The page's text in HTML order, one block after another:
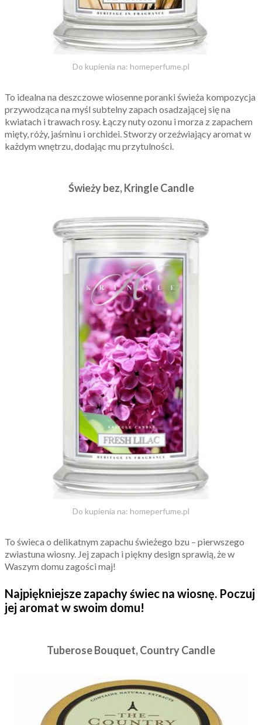
Do kupienia na: homeperfume.pl
To idealna na deszczowe wiosenne poranki świeża kompozycja
przywodząca na myśl subtelny zapach osadzającej się na
kwiatach i trawach rosy. Łączy nuty ozonu i morza z zapachem
mięty, róży, jaśminu i orchidei. Stworzy orzeźwiający aromat w
każdym wnętrzu, dodając mu przytulności.
Świeży bez, Kringle Candle
Do kupienia na: homeperfume.pl
To świeca o delikatnym zapachu świeżego bzu – pierwszego
zwiastuna wiosny. Jej zapach i piękny design sprawią, że w
Waszym domu zagości maj!
Najpiękniejsze zapachy świec na wiosnę. Poczuj
jej aromat w swoim domu!
Tuberose Bouquet, Country Candle